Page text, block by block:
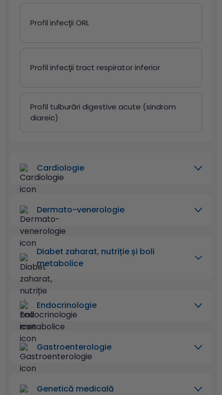
Profil infecţii ORL
Profil infecţii tract respirator inferior
Profil tulburări digestive acute (sindrom
diareic)
Cardiologie
Dermato-venerologie
Diabet zaharat, nutriție și boli
metabolice
Endocrinologie
Gastroenterologie
Genetică medicală